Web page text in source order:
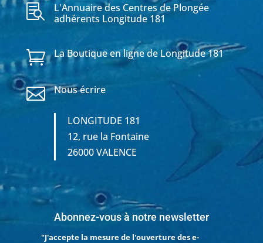

L'Annuaire des Centres de Plongée
adhérents Longitude 181
 La Boutique en ligne de Longitude 181
 Nous écrire
LONGITUDE 181
12, rue la Fontaine
26000 VALENCE
Abonnez-vous à notre newsletter
"J'accepte la mesure de l'ouverture des e-